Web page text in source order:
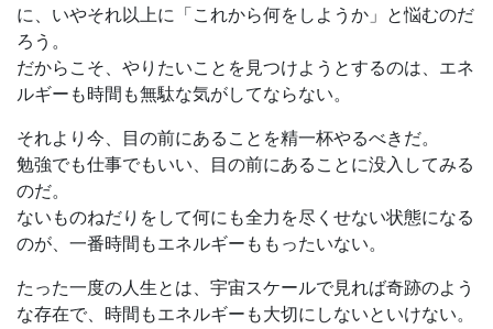
に、いやそれ以上に「これから何をしようか」と悩むのだ
ろう。
だからこそ、やりたいことを見つけようとするのは、エネ
ルギーも時間も無駄な気がしてならない。
それより今、目の前にあることを精一杯やるべきだ。
勉強でも仕事でもいい、目の前にあることに没入してみる
のだ。
ないものねだりをして何にも全力を尽くせない状態になる
のが、一番時間もエネルギーももったいない。
たった一度の人生とは、宇宙スケールで見れば奇跡のよう
な存在で、時間もエネルギーも大切にしないといけない。